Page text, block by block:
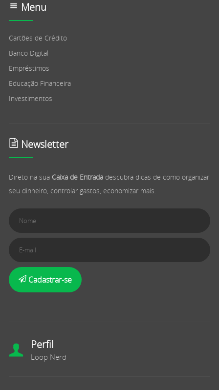
Menu
Cartões de Crédito
Banco Digital
Empréstimos
Educação Financeira
Investimentos
Newsletter
Direto na sua Caixa de Entradadescubra dicas de como organizar
seu dinheiro, controlar gastos, economizar mais.
Cadastrar-se
Perfil
Loop Nerd